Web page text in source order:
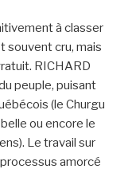
à classer
souvent cru, mais
RICHARD
peuple, puisant
(le Churgu
ou encore le
Le travail sur
amorcé